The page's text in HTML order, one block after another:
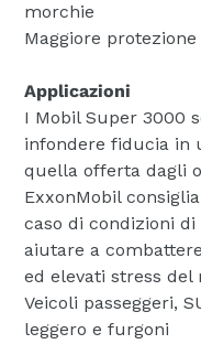
morchie
Maggiore
Applicazioni
I Mobil Super 3000
infondere fiducia in
quella offerta dagli
ExxonMobil
caso di condizioni
aiutare a
ed elevati stress del
Veicoli passeggeri,
leggero e furgoni